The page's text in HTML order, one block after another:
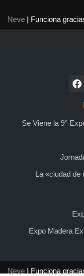
Neve | Funciona
Se Viene la 9°
La «ciudad de
Expo Madera
Neve | Funciona